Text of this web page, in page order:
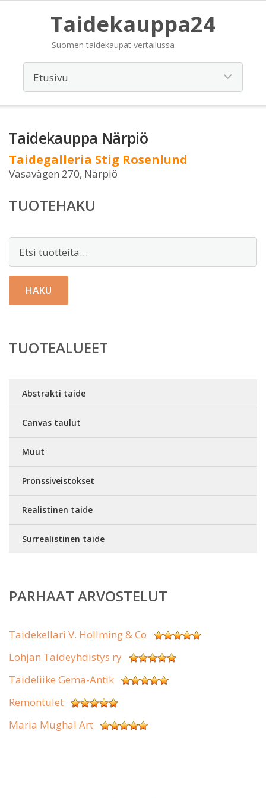
Taidekauppa24
Suomen taidekaupat vertailussa
Taidekauppa Närpiö
Taidegalleria Stig Rosenlund
Vasavägen 270, Närpiö
TUOTEHAKU
HAKU
TUOTEALUEET
Abstrakti taide
Canvas taulut
Muut
Pronssiveistokset
Realistinen taide
Surrealistinen taide
PARHAAT ARVOSTELUT
Taidekellari V. Hollming & Co
Lohjan Taideyhdistys ry
Taideliike Gema-Antik
Remontulet
Maria Mughal Art